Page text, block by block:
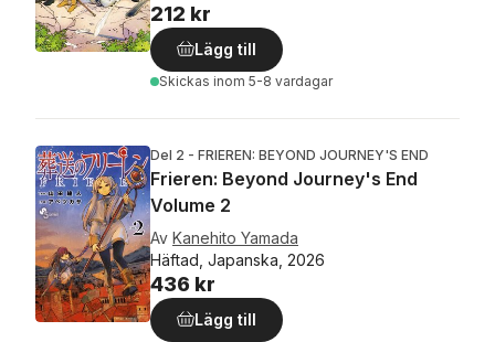
212 kr
Lägg till
Skickas inom 5-8 vardagar
Del 2 - FRIEREN: BEYOND JOURNEY'S END
Frieren: Beyond Journey's End
Volume 2
Av Kanehito Yamada
Häftad, Japanska, 2026
436 kr
Lägg till